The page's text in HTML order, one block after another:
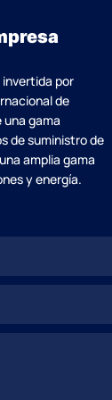
invertida por
de
gama
de suministro de
amplia gama
y energía.